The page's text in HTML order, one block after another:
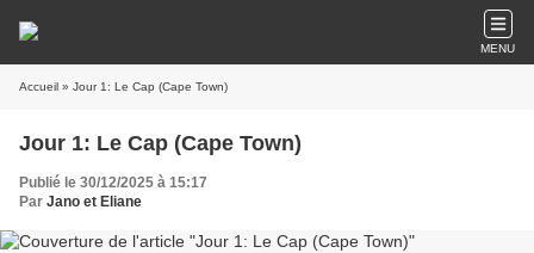
MENU
Accueil » Jour 1: Le Cap (Cape Town)
Jour 1: Le Cap (Cape Town)
Publié le 30/12/2025 à 15:17
Par Jano et Eliane